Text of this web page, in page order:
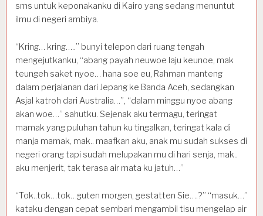
sms untuk keponakanku di Kairo yang sedang menuntut
ilmu di negeri ambiya.
“Kring… kring…..” bunyi telepon dari ruang tengah
mengejutkanku, “abang payah neuwoe laju keunoe, mak
teungeh saket nyoe… hana soe eu, Rahman manteng
dalam perjalanan dari Jepang ke Banda Aceh, sedangkan
Asjal katroh dari Australia…”, “dalam minggu nyoe abang
akan woe…” sahutku. Sejenak aku termagu, teringat
mamak yang puluhan tahun ku tingalkan, teringat kala di
manja mamak, mak.. maafkan aku, anak mu sudah sukses di
negeri orang tapi sudah melupakan mu di hari senja, mak..
aku menjerit, tak terasa air mata ku jatuh…”
“Tok..tok…tok…guten morgen, gestatten Sie….?” “masuk…”
kataku dengan cepat sembari mengambil tisu mengelap air